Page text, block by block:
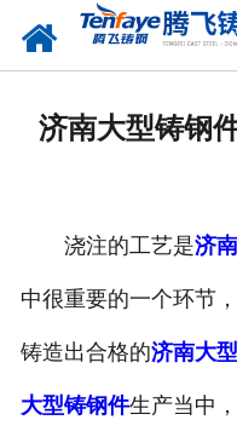
济南大型铸钢
浇注的工艺是济
中很重要的一个环节
铸造出合格的济南大
大型铸钢件生产当中